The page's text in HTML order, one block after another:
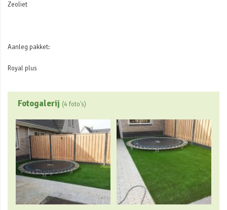
Zeoliet
Aanleg pakket:
Royal plus
Fotogalerij (4 foto's)